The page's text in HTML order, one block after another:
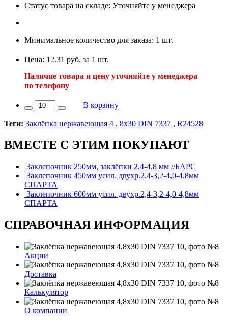
Статус товара на складе: Уточняйте у менеджера
Минимальное количество для заказа: 1 шт.
Цена: 12.31 руб. за 1 шт.
Наличие товара и цену уточняйте у менеджера
по телефону
В корзину
Теги: Заклёпка нержавеющая 4 , 8х30 DIN 7337 , R24528
ВМЕСТЕ С ЭТИМ ПОКУПАЮТ
Заклепочник 250мм, заклёпки 2,4-4,8 мм //БАРС
Заклепочник 450мм усил. двухр.2,4-3,2-4,0-4,8мм
СПАРТА
Заклепочник 600мм усил. двухр.2,4-3,2-4,0-4,8мм
СПАРТА
СПРАВОЧНАЯ ИНФОРМАЦИЯ
Акции
Доставка
Калькулятор
О компании